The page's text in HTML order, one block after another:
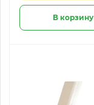
В корзину